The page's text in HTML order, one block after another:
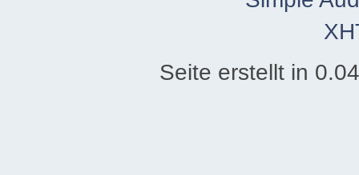
Seite erstellt in